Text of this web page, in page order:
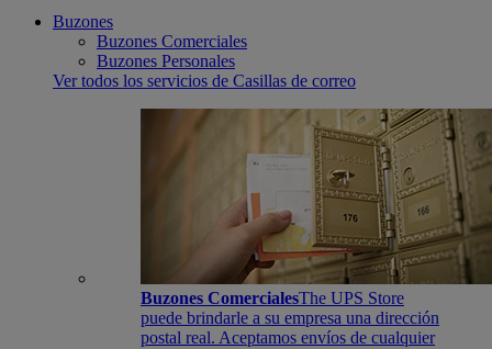
Buzones
Buzones Comerciales
Buzones Personales
Ver todos los servicios de Casillas de correo
Buzones ComercialesThe UPS Store
puede brindarle a su empresa una dirección
postal real. Aceptamos envíos de cualquier